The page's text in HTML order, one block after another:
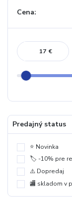
Cena:
€
Predajný status
⭐️ Novinka
🏷️ -10% pre
⚠️ Dopredaj
🏬 skladom v